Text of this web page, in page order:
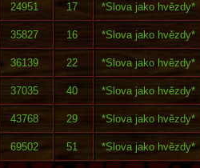
24951 17
*Slova jako hvězdy*
35827 16
*Slova jako hvězdy*
36139 22
*Slova jako hvězdy*
37035 40
*Slova jako hvězdy*
43768 29
*Slova jako hvězdy*
69502 51 *Slova jako hvězdy*